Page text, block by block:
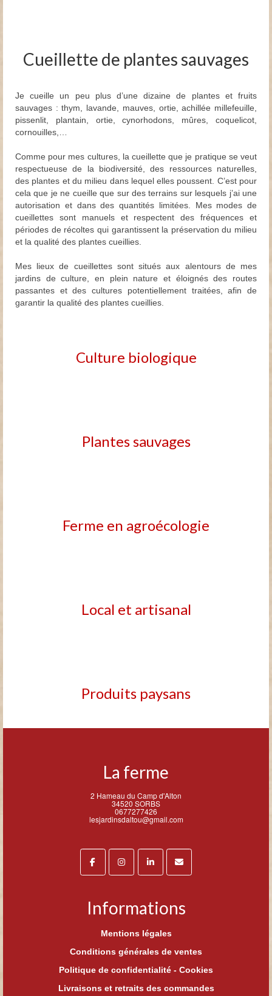
Cueillette de plantes sauvages
Je cueille un peu plus d’une dizaine de plantes et fruits
sauvages : thym, lavande, mauves, ortie, achillée millefeuille,
pissenlit, plantain, ortie, cynorhodons, mûres, coquelicot,
cornouilles,…
Comme pour mes cultures, la cueillette que je pratique se veut
respectueuse de la biodiversité, des ressources naturelles,
des plantes et du milieu dans lequel elles poussent. C’est pour
cela que je ne cueille que sur des terrains sur lesquels j’ai une
autorisation et dans des quantités limitées. Mes modes de
cueillettes sont manuels et respectent des fréquences et
périodes de récoltes qui garantissent la préservation du milieu
et la qualité des plantes cueillies.
Mes lieux de cueillettes sont situés aux alentours de mes
jardins de culture, en plein nature et éloignés des routes
passantes et des cultures potentiellement traitées, afin de
garantir la qualité des plantes cueillies.
Culture biologique
Plantes sauvages
Ferme en agroécologie
Local et artisanal
Produits paysans
La ferme
2 Hameau du Camp d'Alton
34520 SORBS
0677277426
lesjardinsdaltou@gmail.com
Informations
Mentions légales
Conditions générales de ventes
Politique de confidentialité - Cookies
Livraisons et retraits des commandes